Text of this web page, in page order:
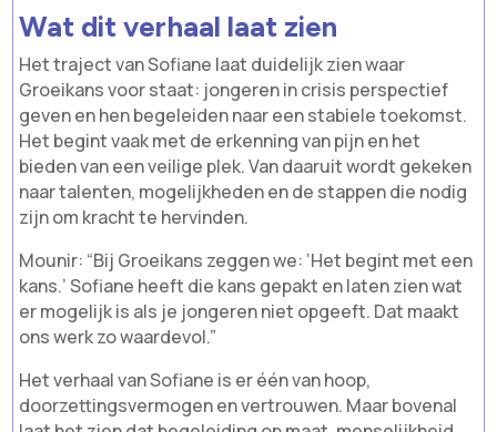
Wat dit verhaal laat zien
Het traject van Sofiane laat duidelijk zien waar
Groeikans voor staat: jongeren in crisis perspectief
geven en hen begeleiden naar een stabiele toekomst.
Het begint vaak met de erkenning van pijn en het
bieden van een veilige plek. Van daaruit wordt gekeken
naar talenten, mogelijkheden en de stappen die nodig
zijn om kracht te hervinden.
Mounir: “Bij Groeikans zeggen we: ‘Het begint met een
kans.’ Sofiane heeft die kans gepakt en laten zien wat
er mogelijk is als je jongeren niet opgeeft. Dat maakt
ons werk zo waardevol.”
Het verhaal van Sofiane is er één van hoop,
doorzettingsvermogen en vertrouwen. Maar bovenal